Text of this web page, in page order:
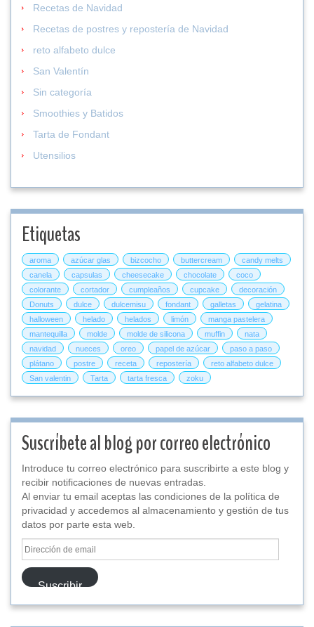
Recetas de Navidad
Recetas de postres y repostería de Navidad
reto alfabeto dulce
San Valentín
Sin categoría
Smoothies y Batidos
Tarta de Fondant
Utensilios
Etiquetas
aroma azúcar glas bizcocho buttercream
candy melts
canela
capsulas cheesecake chocolate
coco
colorante
cortador cumpleaños cupcake
decoración
Donuts
dulce dulcemisu fondant galletas
gelatina
halloween
helado helados limón
manga pastelera
mantequilla
molde molde de silicona muffin
nata
navidad
nueces oreo papel de azúcar
paso a paso
plátano
postre receta repostería
reto alfabeto dulce
San valentin
Tarta tarta fresca zoku
Suscríbete al blog por correo electrónico
Introduce tu correo electrónico para suscribirte a este blog y
recibir notificaciones de nuevas entradas.
Al enviar tu email aceptas las condiciones de la política de
privacidad y accedemos al almacenamiento y gestión de tus
datos por parte esta web.
Dirección
de
email
Suscribir